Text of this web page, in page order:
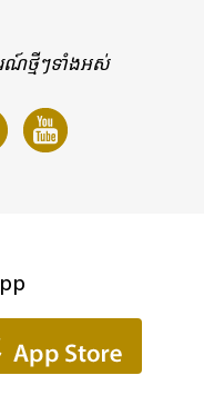
ណ៍ថ្មីៗទាំងអស់